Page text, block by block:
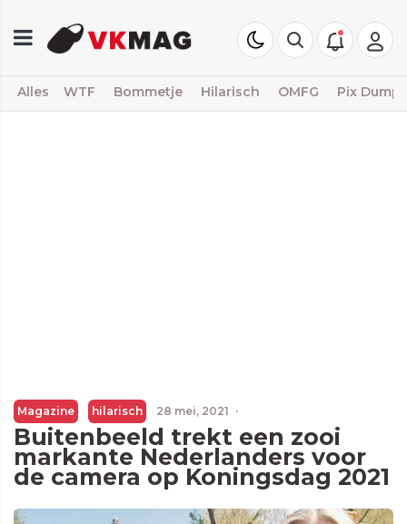
Alles WTF Bommetje Hilarisch OMFG Pix Dump
Magazine hilarisch 28 mei, 2021 ·
Buitenbeeld trekt een zooi
markante Nederlanders voor
de camera op Koningsdag 2021